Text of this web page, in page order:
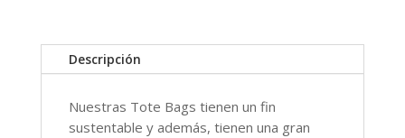
Descripción
Nuestras Tote Bags tienen un fin
sustentable y además, tienen una gran